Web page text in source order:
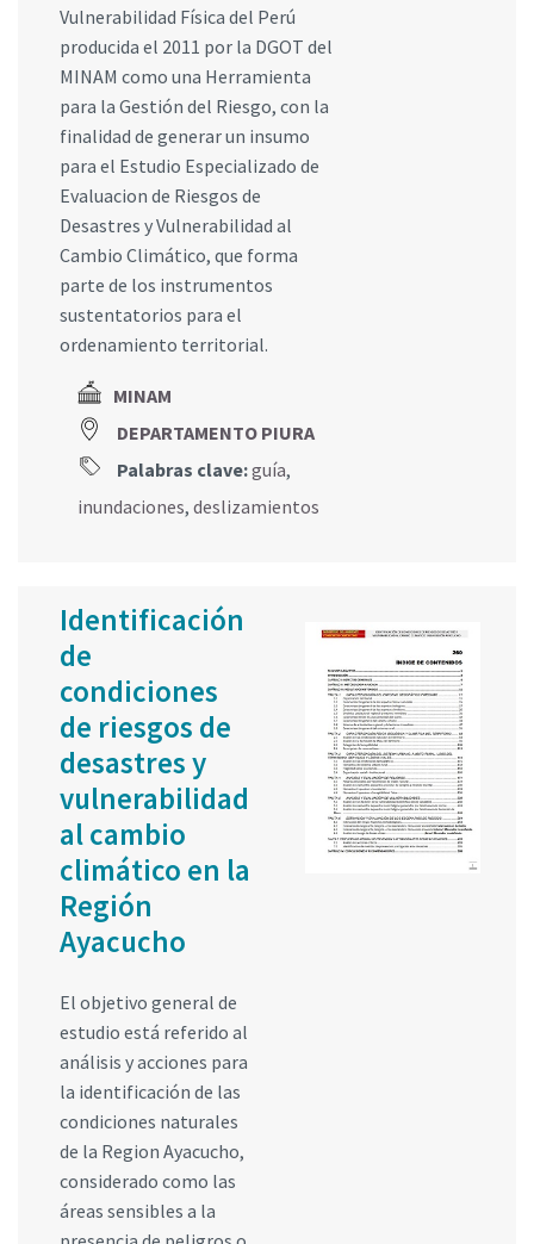
Vulnerabilidad Física del Perú
producida el 2011 por la DGOT del
MINAM como una Herramienta
para la Gestión del Riesgo, con la
finalidad de generar un insumo
para el Estudio Especializado de
Evaluacion de Riesgos de
Desastres y Vulnerabilidad al
Cambio Climático, que forma
parte de los instrumentos
sustentatorios para el
ordenamiento territorial.
MINAM
DEPARTAMENTO PIURA
Palabras clave:guía,
inundaciones, deslizamientos
Identificación
de
condiciones
de riesgos de
desastres y
vulnerabilidad
al cambio
climático en la
Región
Ayacucho
El objetivo general de
estudio está referido al
análisis y acciones para
la identificación de las
condiciones naturales
de la Region Ayacucho,
considerado como las
áreas sensibles a la